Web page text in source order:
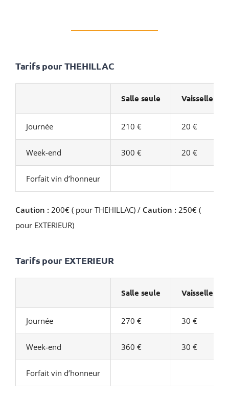
Tarifs pour THEHILLAC
Salle seule Vaisselle
Journée 210 € 20 €
Week-end 300 € 20 €
Forfait vin d’honneur
Caution : 200€ ( pour THEHILLAC) / Caution : 250€ (
pour EXTERIEUR)
Tarifs pour EXTERIEUR
Salle seule Vaisselle
Journée 270 € 30 €
Week-end 360 € 30 €
Forfait vin d’honneur